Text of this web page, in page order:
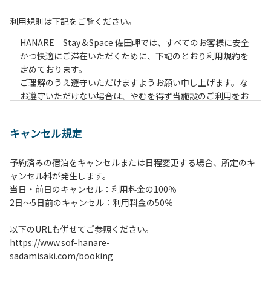
利用規則は下記をご覧ください。
HANARE Stay＆Space 佐田岬では、すべてのお客様に安全
かつ快適にご滞在いただくために、下記のとおり利用規約を
定めております。
ご理解のうえ遵守いただけますようお願い申し上げます。な
お遵守いただけない場合は、やむを得ず当施設のご利用をお
項 】
す。
2.施設内は土間スペースを含めてすべてのエリアが禁煙で
す。喫煙される方は屋外にて携帯灰皿等ご持参のうえ喫煙く
ださい。
ご予約したお客様以外の宿泊、異なる人数での利用・滞在は
お断りさせていただきます。
4.当施設の許可なく営業行為やご宿泊以外の目的でのご利用
キャンセル規定
予約済みの宿泊をキャンセルまたは日程変更する場合、所定のキ
ャンセル料が発生します。
当日・前日のキャンセル：利用料金の100％
​2日～5日前のキャンセル：利用料金の50％
以下のURLも併せてご参照ください。
https://www.sof-hanare-
sadamisaki.com/booking